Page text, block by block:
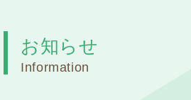
お知らせ
Information